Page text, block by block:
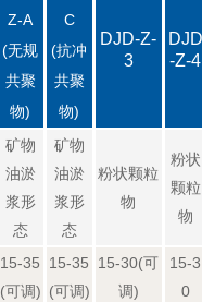
Z-A
(无规
共聚
物)
C
(抗冲
共聚
物)
DJD-Z-
3
DJD
-Z-4
矿物
油淤
浆形
态
矿物
油淤
浆形
态
粉状颗粒
物
粉状
颗粒
物
15-35
(可调)
15-35
(可调)
15-30(可
调)
15-3
0